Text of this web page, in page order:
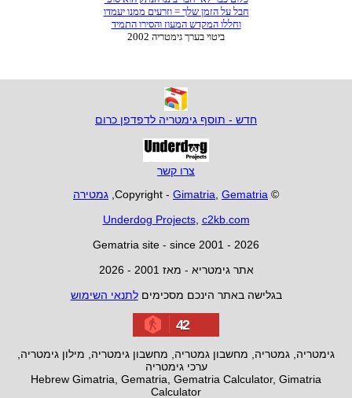
חדש - תוסף גימטריה לדפדפן כרום
צרו קשר
© Copyright -
Gimatria, Gematria
, גמטירה
Underdog Projects, c2kb.com
Gematria site - since 2001 - 2026
אתר גימטריא - מאז 2001 - 2026
בגלישה באתר הינכם מסכימיםלתנאי השימוש
42
גימטריה, גמטריה, מחשבון גמטריה, מחשבון גימטריה, מילון גימטריה,
ערכי גימטריה
Hebrew Gimatria, Gematria, Gematria Calculator, Gimatria
Calculator